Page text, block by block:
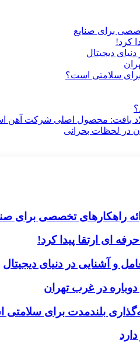
برای صنایع
کرد!
دیجیتال
برای سلامتی است؟
بافت: محصول اصلی شرکت آهن
در لحظات بحرانی
راهکارهای تخصصی برای
ای ارتقا پیدا کرد!
و آشنایی در دنیای دیجیتال
در غرب تهران
بلندمدت برای